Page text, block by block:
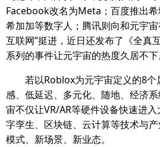
Facebook改名为Meta；百度推出希
希加加等数字人；腾讯则向和元宇
互联网”挺进，近日还发布了《全真
系列的事件让元宇宙的热度久居不下
若以Roblox为元宇宙定义的8个
感、低延迟、多元化、随地、经济
宙不仅让VR/AR等硬件设备快速进
字孪生、区块链、云计算等技术与
模式、新场景、新业态。